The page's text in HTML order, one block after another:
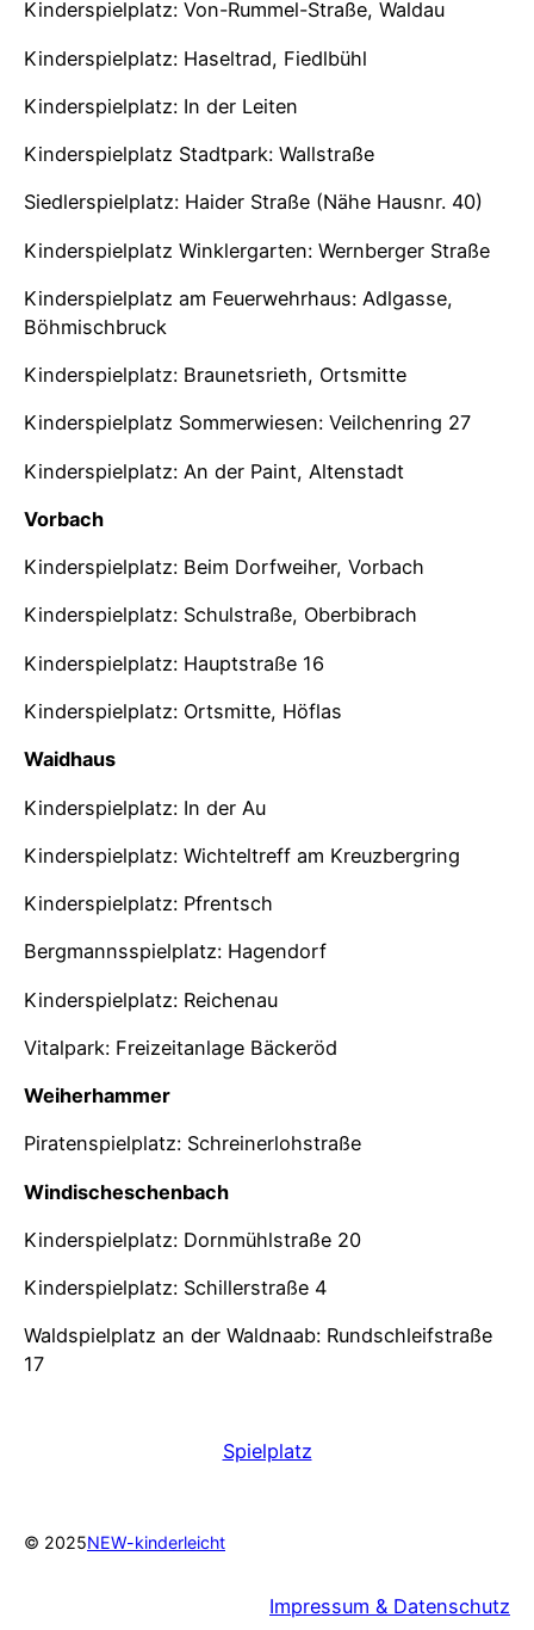
Kinderspielplatz: Von-Rummel-Straße, Waldau
Kinderspielplatz: Haseltrad, Fiedlbühl
Kinderspielplatz: In der Leiten
Kinderspielplatz Stadtpark: Wallstraße
Siedlerspielplatz: Haider Straße (Nähe Hausnr. 40)
Kinderspielplatz Winklergarten: Wernberger Straße
Kinderspielplatz am Feuerwehrhaus: Adlgasse,
Böhmischbruck
Kinderspielplatz: Braunetsrieth, Ortsmitte
Kinderspielplatz Sommerwiesen: Veilchenring 27
Kinderspielplatz: An der Paint, Altenstadt
Vorbach
Kinderspielplatz: Beim Dorfweiher, Vorbach
Kinderspielplatz: Schulstraße, Oberbibrach
Kinderspielplatz: Hauptstraße 16
Kinderspielplatz: Ortsmitte, Höflas
Waidhaus
Kinderspielplatz: In der Au
Kinderspielplatz: Wichteltreff am Kreuzbergring
Kinderspielplatz: Pfrentsch
Bergmannsspielplatz: Hagendorf
Kinderspielplatz: Reichenau
Vitalpark: Freizeitanlage Bäckeröd
Weiherhammer
Piratenspielplatz: Schreinerlohstraße
Windischeschenbach
Kinderspielplatz: Dornmühlstraße 20
Kinderspielplatz: Schillerstraße 4
Waldspielplatz an der Waldnaab: Rundschleifstraße
17
Spielplatz
© 2025NEW-kinderleicht
Impressum & Datenschutz